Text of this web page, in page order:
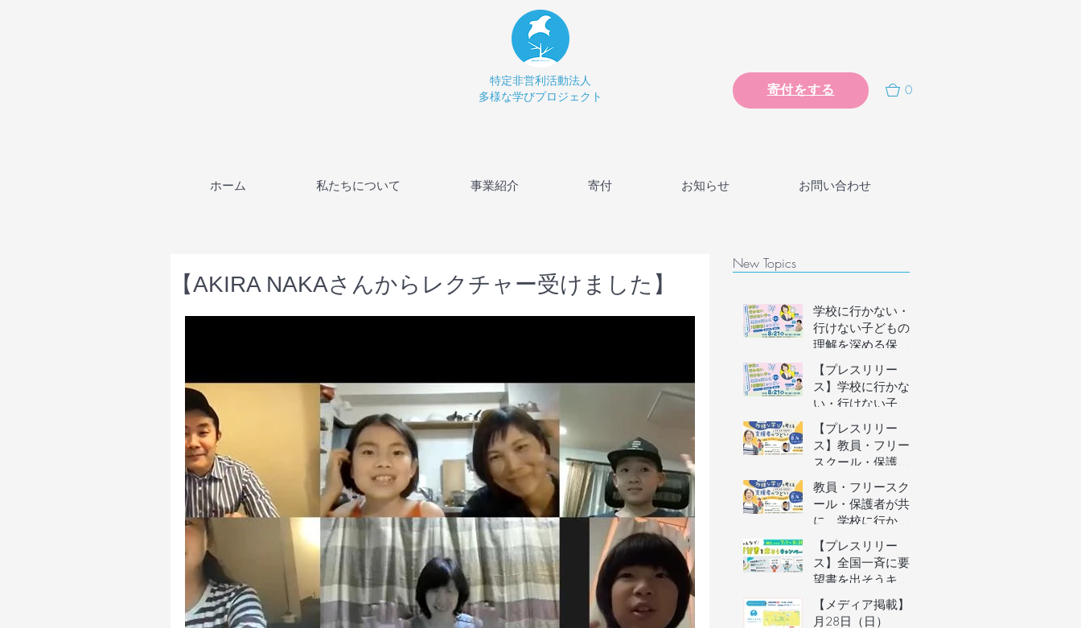
特定非営利活動法人
多様な学びプロジェクト
寄付をする 0
ホーム 私たちについて 事業紹介 寄付 お知らせ お問い合わせ
【AKIRA NAKAさんからレクチャー受けました】
New Topics
学校に行かない・
行けない子どもの
理解を深める保護
者向けオンライン
イベントの参加者
を募集します（長
【プレスリリー
ス】学校に行かな
い・行けない子ど
もの理解を深める
保護者向けオンラ
インイベントを開
【プレスリリー
ス】教員・フリー
スクール・保護者
が共に、学校に行
かない・行けない
子どもの気持ちを
ンイベントを開催
教員・フリースク
ール・保護者が共
に、学校に行かな
い・行けない子ど
もの気持ちを理解
するオンラインイ
募集します（長野
県主催）
【プレスリリー
ス】全国一斉に要
望書を出そうキャ
ンペーン／自治体
予算要望支援AIの
【メディア掲載】6
月28日（日）